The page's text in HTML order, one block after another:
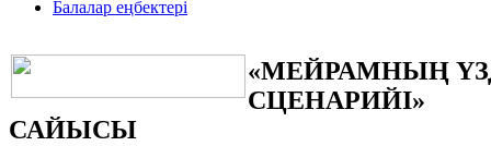
Балалар еңбектері
«МЕЙРАМНЫҢ
СЦЕНАРИЙІ»
САЙЫСЫ